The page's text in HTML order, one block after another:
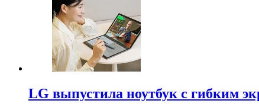
LG выпустила ноутбук с гибким